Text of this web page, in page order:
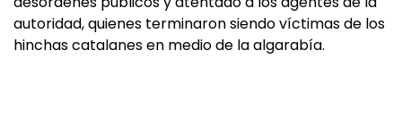
autoridad, quienes terminaron siendo víctimas de los
hinchas catalanes en medio de la algarabía.